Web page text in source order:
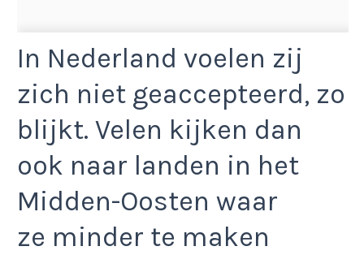
In Nederland voelen zij
zich niet geaccepteerd, zo
blijkt. Velen kijken dan
ook naar landen in het
Midden-Oosten waar
ze minder te maken